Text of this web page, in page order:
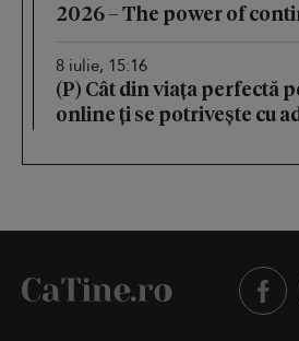
2026 – The power of
8 iulie, 15:16
(P) Cât din viața perfectă
online ți se potrivește cu